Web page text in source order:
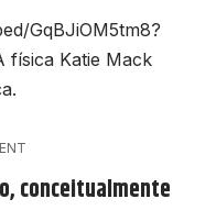
GqBJiOM5tm8?
física Katie Mack
conceitualmente